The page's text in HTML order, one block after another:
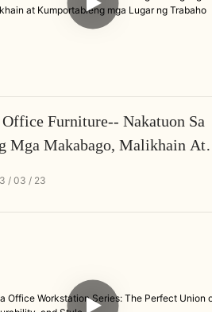
Office Furniture-- Nakatuon Sa
Mga Makabago, Malikhain At
03 23